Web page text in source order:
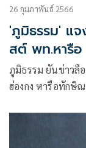
26 กุมภาพันธ์ 2566
'ภูมิธรรม' แจ
สต์ พท.หารื
ภูมิธรรม ยันข่าวลื
ฮ่องกง หารือทักษิ